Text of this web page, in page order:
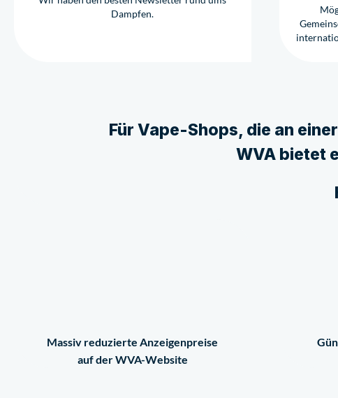
Dampfen.
Für Vape-Shops, die an
WVA bietet
Massiv reduzierte Anzeigenpreise
auf der WVA-Website